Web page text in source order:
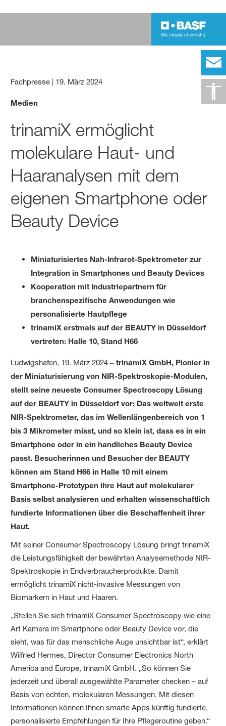
Fachpresse | 19. März 2024
Medien
trinamiX ermöglicht
molekulare Haut- und
Haaranalysen mit dem
eigenen Smartphone oder
Beauty Device
Miniaturisiertes Nah-Infrarot-Spektrometer zur
Integration in Smartphones und Beauty Devices
Kooperation mit Industriepartnern für
branchenspezifische Anwendungen wie
personalisierte Hautpflege
trinamiX erstmals auf der BEAUTY in Düsseldorf
vertreten: Halle 10, Stand H66
Ludwigshafen, 19. März 2024 – trinamiX GmbH, Pionier in
der Miniaturisierung von NIR-Spektroskopie-Modulen,
stellt seine neueste Consumer Spectroscopy Lösung
auf der BEAUTY in Düsseldorf vor: Das weltweit erste
NIR-Spektrometer, das im Wellenlängenbereich von 1
bis 3 Mikrometer misst, und so klein ist, dass es in ein
Smartphone oder in ein handliches Beauty Device
passt. Besucherinnen und Besucher der BEAUTY
können am Stand H66 in Halle 10 mit einem
Smartphone-Prototypen ihre Haut auf molekularer
Basis selbst analysieren und erhalten wissenschaftlich
fundierte Informationen über die Beschaffenheit ihrer
Haut.
Mit seiner Consumer Spectroscopy Lösung bringt trinamiX
die Leistungsfähigkeit der bewährten Analysemethode NIR-
Spektroskopie in Endverbraucherprodukte. Damit
ermöglicht trinamiX nicht-invasive Messungen von
Biomarkern in Haut und Haaren.
„Stellen Sie sich trinamiX Consumer Spectroscopy wie eine
Art Kamera im Smartphone oder Beauty Device vor, die
sieht, was für das menschliche Auge unsichtbar ist“, erklärt
Wilfried Hermes, Director Consumer Electronics North
America and Europe, trinamiX GmbH. „So können Sie
jederzeit und überall ausgewählte Parameter checken – auf
Basis von echten, molekularen Messungen. Mit diesen
Informationen können Ihnen smarte Apps künftig fundierte,
personalisierte Empfehlungen für Ihre Pflegeroutine geben.“